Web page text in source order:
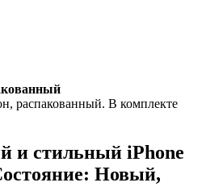
распакованный. В комплекте
и стильный iPhone
Новый,